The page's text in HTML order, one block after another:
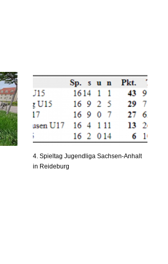
4. Spieltag Jugendliga Sachsen-Anhalt
in Reideburg